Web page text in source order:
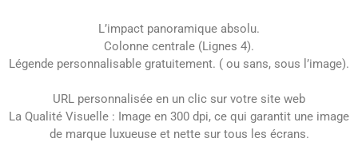
L’impact panoramique absolu.
Colonne centrale (Lignes 4).
Légende personnalisable gratuitement. ( ou sans, sous l’image).
URL personnalisée en un clic sur votre site web
La Qualité Visuelle : Image en 300 dpi, ce qui garantit une image
de marque luxueuse et nette sur tous les écrans.